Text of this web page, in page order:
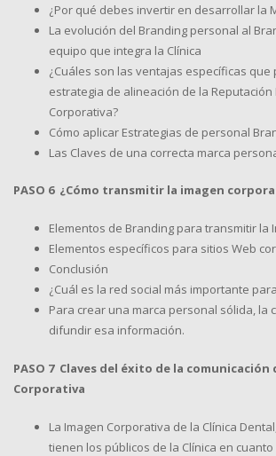
¿Por qué debes invertir en desarrollar la
La evolución del Branding personal al
equipo que integra la Clínica
¿Cuáles son las ventajas específicas que
estrategia de alineación de la Reputación
Corporativa?
Cómo aplicar Estrategias de personal
Las Claves de una correcta marca
PASO 6 ¿Cómo transmitir la imagen
Elementos de Branding para transmitir la
Elementos específicos para sitios Web
Conclusión
¿Cuál es la red social más importante
Para crear una marca personal sólida, la
difundir esa información.
PASO 7 Claves del éxito de la comunicación
Corporativa
La Imagen Corporativa de la Clínica
tienen los públicos de la Clínica en